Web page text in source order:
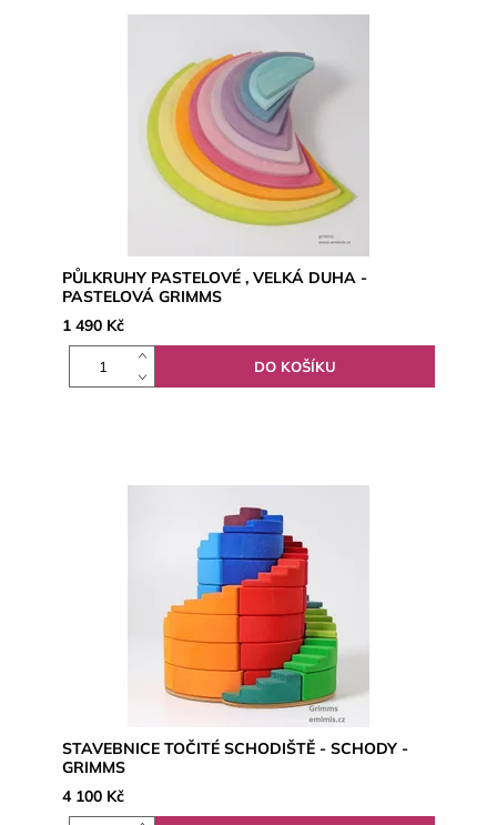
PŮLKRUHY PASTELOVÉ , VELKÁ DUHA -
PASTELOVÁ GRIMMS
1 490 Kč
STAVEBNICE TOČITÉ SCHODIŠTĚ - SCHODY -
GRIMMS
4 100 Kč